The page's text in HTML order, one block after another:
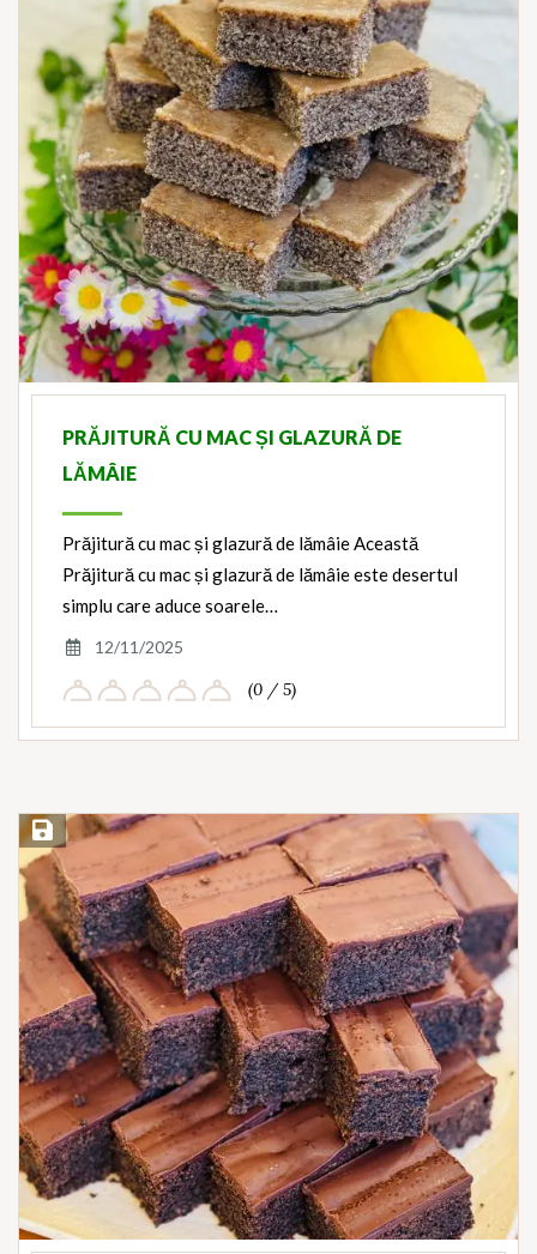
PRĂJITURĂ CU MAC ȘI GLAZURĂ DE
LĂMÂIE
Prăjitură cu mac și glazură de lămâie Această
Prăjitură cu mac și glazură de lămâie este desertul
simplu care aduce soarele…
12/11/2025
(0 / 5)
Save Recipe